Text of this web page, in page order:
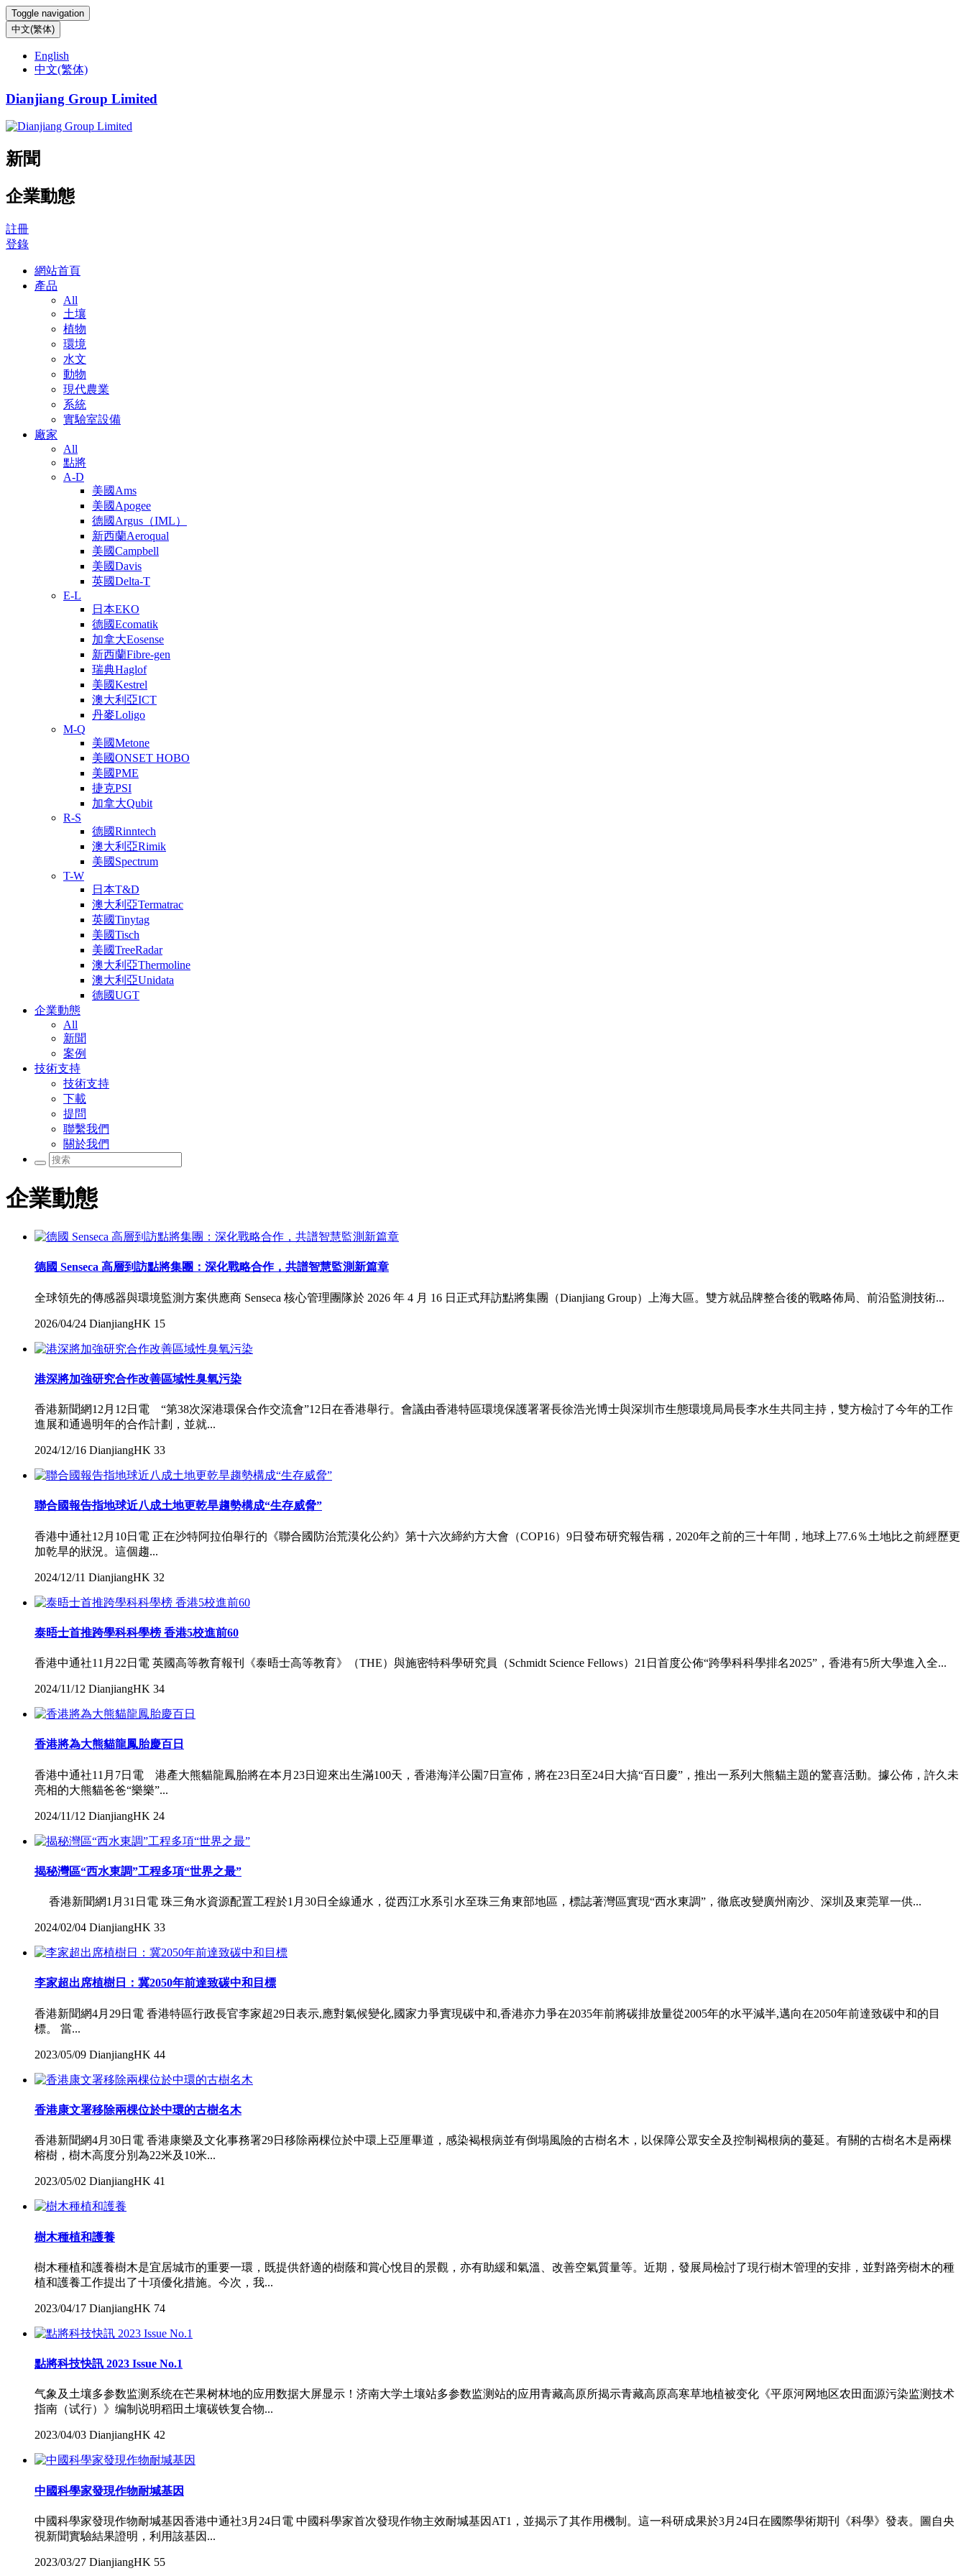
Toggle navigation
中文(繁体)
English
中文(繁体)
Dianjiang Group Limited
新聞
企業動態
註冊
登錄
網站首頁
產品
All
土壤
植物
環境
水文
動物
現代農業
系統
實驗室設備
廠家
All
點將
A-D
美國Ams
美國Apogee
德國Argus（IML）
新西蘭Aeroqual
美國Campbell
美國Davis
英國Delta-T
E-L
日本EKO
德國Ecomatik
加拿大Eosense
新西蘭Fibre-gen
瑞典Haglof
美國Kestrel
澳大利亞ICT
丹麥Loligo
M-Q
美國Metone
美國ONSET HOBO
美國PME
捷克PSI
加拿大Qubit
R-S
德國Rinntech
澳大利亞Rimik
美國Spectrum
T-W
日本T&D
澳大利亞Termatrac
英國Tinytag
美國Tisch
美國TreeRadar
澳大利亞Thermoline
澳大利亞Unidata
德國UGT
企業動態
All
新聞
案例
技術支持
技術支持
下載
提問
聯繫我們
關於我們
企業動態
德國 Senseca 高層到訪點將集團：深化戰略合作，共譜智慧監測新篇章
全球領先的傳感器與環境監測方案供應商 Senseca 核心管理團隊於 2026 年 4 月 16 日正式拜訪點將集團（Dianjiang Group）上海大區。雙方就品牌整合後的戰略佈局、前沿監測技術...
2026/04/24 DianjiangHK 15
港深將加強研究合作改善區域性臭氧污染
香港新聞網12月12日電 “第38次深港環保合作交流會”12日在香港舉行。會議由香港特區環境保護署署長徐浩光博士與深圳市生態環境局局長李水生共同主持，雙方檢討了今年的工作
進展和通過明年的合作計劃，並就...
2024/12/16 DianjiangHK 33
聯合國報告指地球近八成土地更乾旱趨勢構成“生存威脅”
香港中通社12月10日電 正在沙特阿拉伯舉行的《聯合國防治荒漠化公約》第十六次締約方大會（COP16）9日發布研究報告稱，2020年之前的三十年間，地球上77.6％土地比之前經歷更
加乾旱的狀況。這個趨...
2024/12/11 DianjiangHK 32
泰晤士首推跨學科科學榜 香港5校進前60
香港中通社11月22日電 英國高等教育報刊《泰晤士高等教育》（THE）與施密特科學研究員（Schmidt Science Fellows）21日首度公佈“跨學科科學排名2025”，香港有5所大學進入全...
2024/11/12 DianjiangHK 34
香港將為大熊貓龍鳳胎慶百日
香港中通社11月7日電 港產大熊貓龍鳳胎將在本月23日迎來出生滿100天，香港海洋公園7日宣佈，將在23日至24日大搞“百日慶”，推出一系列大熊貓主題的驚喜活動。據公佈，許久未
亮相的大熊貓爸爸“樂樂”...
2024/11/12 DianjiangHK 24
揭秘灣區“西水東調”工程多項“世界之最”
香港新聞網1月31日電 珠三角水資源配置工程於1月30日全線通水，從西江水系引水至珠三角東部地區，標誌著灣區實現“西水東調”，徹底改變廣州南沙、深圳及東莞單一供...
2024/02/04 DianjiangHK 33
李家超出席植樹日：冀2050年前達致碳中和目標
香港新聞網4月29日電 香港特區行政長官李家超29日表示,應對氣候變化,國家力爭實現碳中和,香港亦力爭在2035年前將碳排放量從2005年的水平減半,邁向在2050年前達致碳中和的目
標。 當...
2023/05/09 DianjiangHK 44
香港康文署移除兩棵位於中環的古樹名木
香港新聞網4月30日電 香港康樂及文化事務署29日移除兩棵位於中環上亞厘畢道，感染褐根病並有倒塌風險的古樹名木，以保障公眾安全及控制褐根病的蔓延。有關的古樹名木是兩棵
榕樹，樹木高度分別為22米及10米...
2023/05/02 DianjiangHK 41
樹木種植和護養
樹木種植和護養樹木是宜居城市的重要一環，既提供舒適的樹蔭和賞心悅目的景觀，亦有助緩和氣溫、改善空氣質量等。近期，發展局檢討了現行樹木管理的安排，並對路旁樹木的種
植和護養工作提出了十項優化措施。今次，我...
2023/04/17 DianjiangHK 74
點將科技快訊 2023 Issue No.1
气象及土壤多参数监测系统在芒果树林地的应用数据大屏显示！济南大学土壤站多参数监测站的应用青藏高原所揭示青藏高原高寒草地植被变化《平原河网地区农田面源污染监测技术
指南（试行）》编制说明稻田土壤碳铁复合物...
2023/04/03 DianjiangHK 42
中國科學家發現作物耐堿基因
中國科學家發現作物耐堿基因香港中通社3月24日電 中國科學家首次發現作物主效耐堿基因AT1，並揭示了其作用機制。這一科研成果於3月24日在國際學術期刊《科學》發表。圖自央
視新聞實驗結果證明，利用該基因...
2023/03/27 DianjiangHK 55